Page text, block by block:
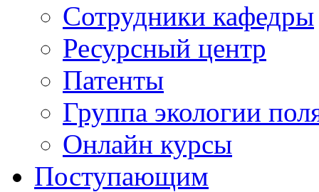
Сотрудники кафедры
Ресурсный центр
Патенты
Группа экологии
Онлайн курсы
Поступающим